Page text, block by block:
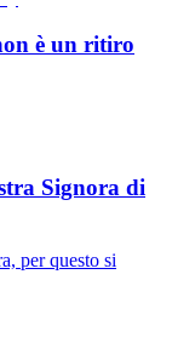
è un ritiro
Signora di
per questo si